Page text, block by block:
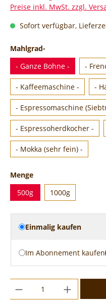
Preise inkl. MwSt. zzgl.
Sofort verfügbar,
Mahlgrad-
- Ganze Bohne -
-
- Kaffeemaschine - -
- Espressomaschine
- Espressoherdkocher -
- Mokka (sehr fein) -
Menge
500g
1000g
Einmalig kaufen
Im Abonnement kaufen